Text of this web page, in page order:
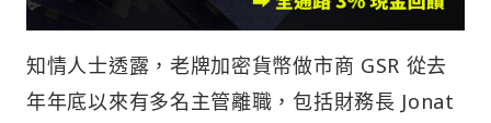
知情人士透露，老牌加密貨幣做市商 GSR 從去
年年底以來有多名主管離職，包括財務長 Jonat